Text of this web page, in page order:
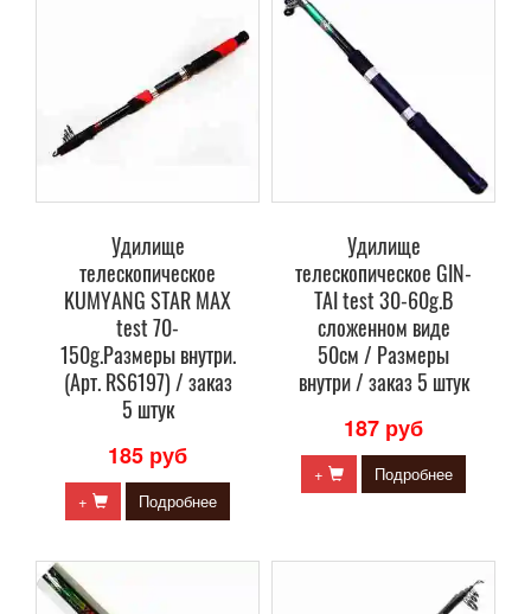
Удилище
телескопическое
KUMYANG STAR MAX
test 70-
150g.Размеры внутри.
(Арт. RS6197) / заказ
5 штук
185 руб
+ Подробнее
Удилище
телескопическое GIN-
TAI test 30-60g.В
сложенном виде
50см / Размеры
внутри / заказ 5 штук
187 руб
+ Подробнее